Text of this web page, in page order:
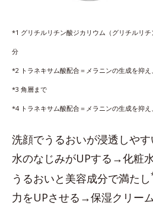
*1 グリチルリチン酸ジカリウム（グリチルリ
分
*2 トラネキサム酸配合＝メラニンの生成を抑
*3 角層まで
*4 トラネキサム酸配合＝メラニンの生成を抑
洗顔でうるおいが浸透しやす
水のなじみがUPする→化粧
うるおいと美容成分で満たし
力をUPさせる→保湿クリー